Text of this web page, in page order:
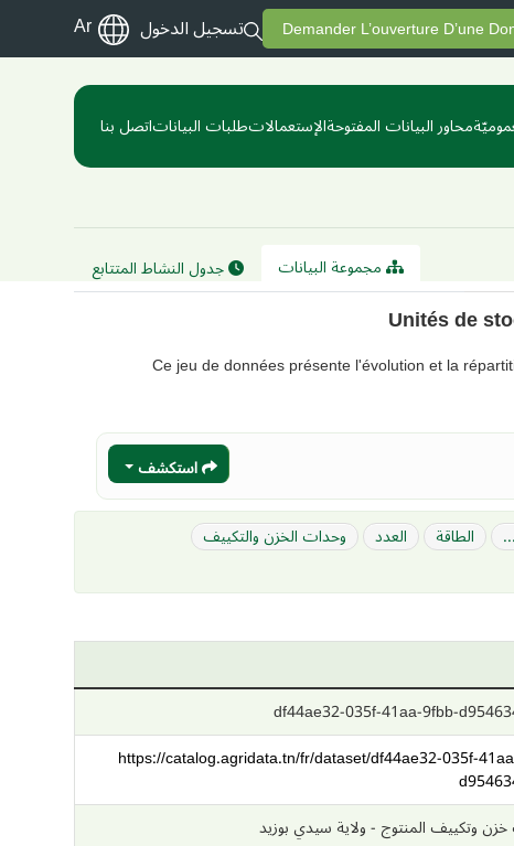
Demander L’ouverture D’une تسجيل الدخول Ar
محاور البيانات المفتوحةالإستعمالاتطلبات البياناتاتصل بنا
مجموعة البيانات جدول النشاط المتتابع
Unités de
Ce jeu de données présente l'évolution et la
استكشف
الطاقة العدد
وحدات الخزن والتكييف
df44ae32-035f-41aa-9fbb-
https://catalog.agridata.tn/fr/dataset/df44ae32-035f-
وتكييف المنتوج - ولاية سيدي بوزيد